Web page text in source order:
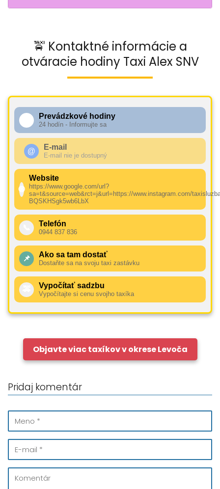
🚖 Kontaktné informácie a
otváracie hodiny Taxi Alex SNV
Prevádzkové hodiny
24 hodín - Informujte sa
@ E-mail
E-mail nie je dostupný
🌐
Website
https://www.google.com/url?
sa=t&source=web&rct=j&url=https://www.instagram.com/
BQSKHSgk5wb6LbX
Telefón
0944 837 836
📌 Ako sa tam dostať
Dostaňte sa na svoju taxi zastávku
Vypočítať sadzbu
Vypočítajte si cenu svojho taxíka
Objavte viac taxíkov v okrese Levoča
Pridaj komentár